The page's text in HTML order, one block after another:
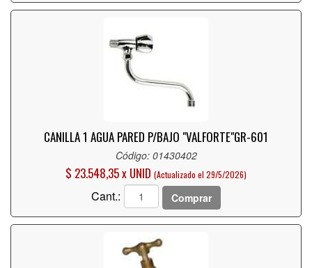
CANILLA 1 AGUA PARED P/BAJO "VALFORTE"GR-601
Código: 01430402
$ 23.548,35 x UNID (Actualizado el 29/5/2026)
Cant.: Comprar